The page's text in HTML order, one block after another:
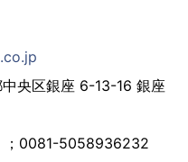
央区銀座 6-13-16 銀座
0081-5058936232